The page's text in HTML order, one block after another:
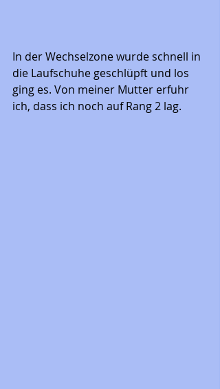
In der Wechselzone wurde schnell in
die Laufschuhe geschlüpft und los
ging es. Von meiner Mutter erfuhr
ich, dass ich noch auf Rang 2 lag.